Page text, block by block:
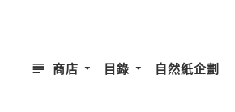
商店 目錄 自然紙企劃